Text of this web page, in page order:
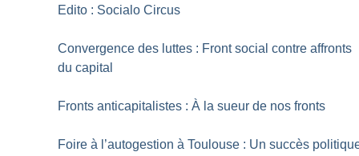
Edito : Socialo Circus
Convergence des luttes : Front social contre affronts
du capital
Fronts anticapitalistes : À la sueur de nos fronts
Foire à l’autogestion à Toulouse : Un succès